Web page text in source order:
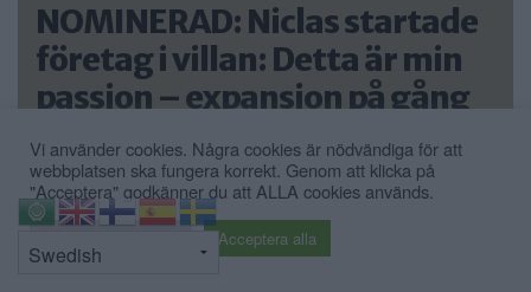
NOMINERAD: Niclas startade
företag i villan: Detta är min
passion – expansion på gång
För två år sedan startade Niclas Holm i […]
Publicerad 16:16, 5 november 2025
NOMINERAD: Så blev Maria
Vi använder cookies. Några cookies är nödvändiga för att
webbplatsen ska fungera korrekt. Genom att klicka på
"Acceptera" godkänner du att ALLA cookies används.
Acceptera alla